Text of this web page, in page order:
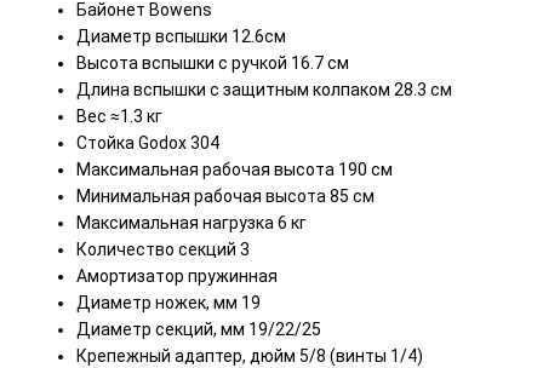
Байонет Bowens
Диаметр вспышки 12.6см
Высота вспышки с ручкой 16.7 см
Длина вспышки с защитным колпаком 28.3 см
Вес ≈1.3 кг
Стойка Godox 304
Максимальная рабочая высота 190 см
Минимальная рабочая высота 85 см
Максимальная нагрузка 6 кг
Количество секций 3
Амортизатор пружинная
Диаметр ножек, мм 19
Диаметр секций, мм 19/22/25
Крепежный адаптер, дюйм 5/8 (винты 1/4)